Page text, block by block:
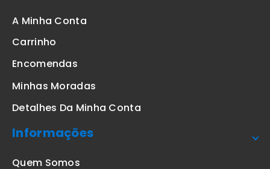
A Minha Conta
Carrinho
Encomendas
Minhas Moradas
Detalhes Da Minha Conta
Informações
Quem Somos